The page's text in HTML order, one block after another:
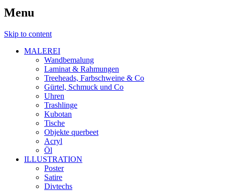
Menu
Skip to content
MALEREI
Wandbemalung
Laminat & Rahmungen
Treeheads, Farbschweine & Co
Gürtel, Schmuck und Co
Uhren
Trashlinge
Kubotan
Tische
Objekte querbeet
Acryl
Öl
ILLUSTRATION
Poster
Satire
Divtechs